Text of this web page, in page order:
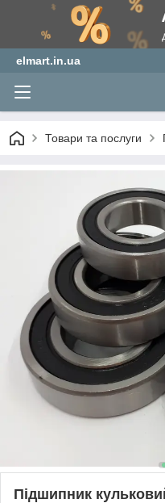
elmart.in.ua
Товари та послуги
Підшипник